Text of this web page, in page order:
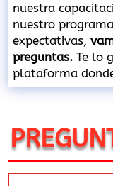
nuestra
nuestro
expectativas,
preguntas. Te lo
plataforma